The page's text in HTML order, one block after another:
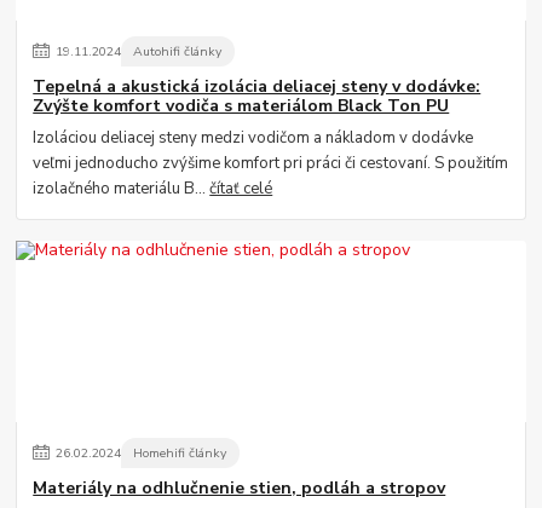
19.11.2024 Autohifi články
Tepelná a akustická izolácia deliacej steny v dodávke:
Zvýšte komfort vodiča s materiálom Black Ton PU
Izoláciou deliacej steny medzi vodičom a nákladom v dodávke
veľmi jednoducho zvýšime komfort pri práci či cestovaní. S použitím
izolačného materiálu B...čítať celé
26.02.2024 Homehifi články
Materiály na odhlučnenie stien, podláh a stropov